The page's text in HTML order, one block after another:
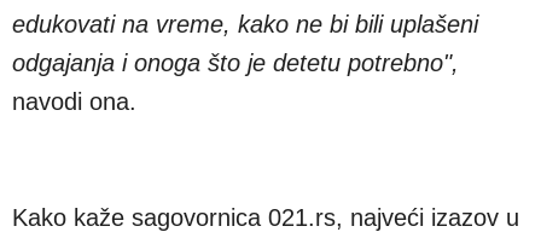
edukovati na vreme, kako ne bi bili uplašeni
odgajanja i onoga što je detetu potrebno",
navodi ona.
Kako kaže sagovornica 021.rs, najveći izazov u